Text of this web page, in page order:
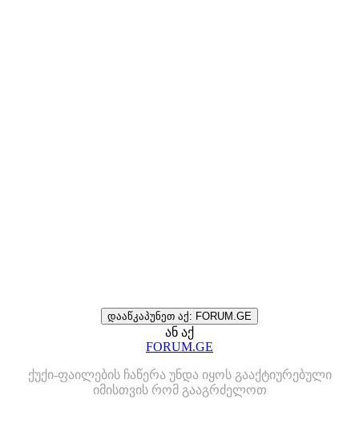
დააწკაპუნეთ აქ: FORUM.GE
ან აქ
FORUM.GE
ქუქი-ფაილების ჩაწერა უნდა იყოს გააქტიურებული
იმისთვის რომ გააგრძელოთ